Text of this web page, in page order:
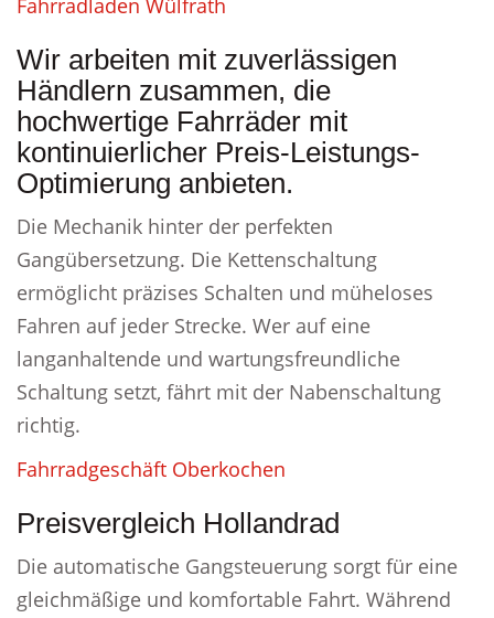
Fahrradladen Wülfrath
Wir arbeiten mit zuverlässigen
Händlern zusammen, die
hochwertige Fahrräder mit
kontinuierlicher Preis-Leistungs-
Optimierung anbieten.
Die Mechanik hinter der perfekten
Gangübersetzung. Die Kettenschaltung
ermöglicht präzises Schalten und müheloses
Fahren auf jeder Strecke. Wer auf eine
langanhaltende und wartungsfreundliche
Schaltung setzt, fährt mit der Nabenschaltung
richtig.
Fahrradgeschäft Oberkochen
Preisvergleich Hollandrad
Die automatische Gangsteuerung sorgt für eine
gleichmäßige und komfortable Fahrt. Während